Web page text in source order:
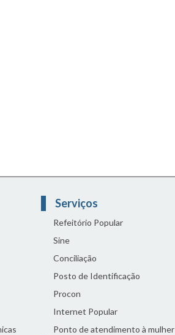
Serviços
Refeitório Popular
Sine
Conciliação
Posto de Identificação
Procon
Internet Popular
Ponto de atendimento à mulher